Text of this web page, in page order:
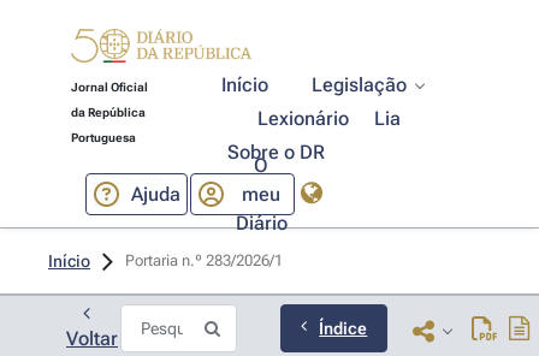
Jornal Oficial
da República
Portuguesa
Início
Legislação
Lexionário
Lia
Sobre o DR
Ajuda
O
meu
Diário
Início Portaria n.º 283/2026/1
Voltar Índice